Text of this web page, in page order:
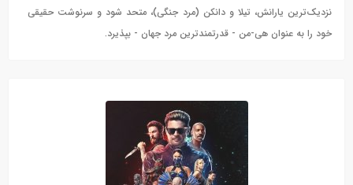
نزدیک‌ترین یارانش، تیلا و دانکن (مرد جنگی)، متحد شود و سرنوشت حقیقی
خود را به عنوان هی-من - قدرتمندترین مرد جهان - بپذیرد.